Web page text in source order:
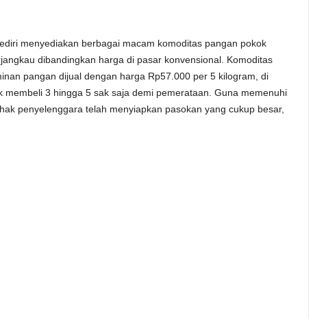
menyediakan berbagai macam komoditas pangan pokok
dibandingkan harga di pasar konvensional. Komoditas
pangan dijual dengan harga Rp57.000 per 5 kilogram, di
membeli 3 hingga 5 sak saja demi pemerataan. Guna memenuhi
penyelenggara telah menyiapkan pasokan yang cukup besar,